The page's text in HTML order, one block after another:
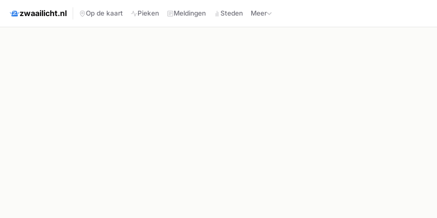
zwaailicht.nl Op de kaart Pieken Meldingen Steden Meer